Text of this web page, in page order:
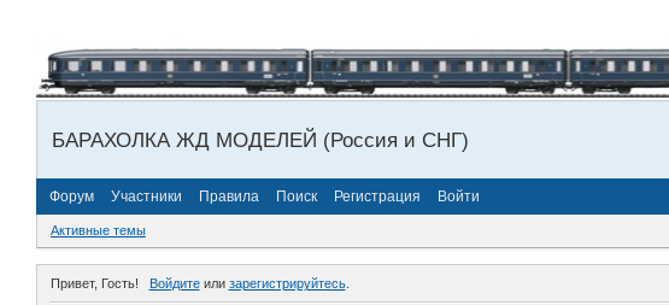
БАРАХОЛКА ЖД МОДЕЛЕЙ (Россия и СНГ)
Форум Участники Правила Поиск Регистрация Войти
Активные темы
Привет, Гость! Войдитеили зарегистрируйтесь.